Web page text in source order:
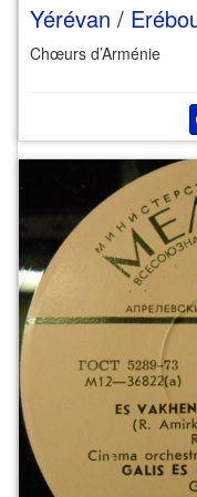
Yérévan /
Chœurs d’Arménie